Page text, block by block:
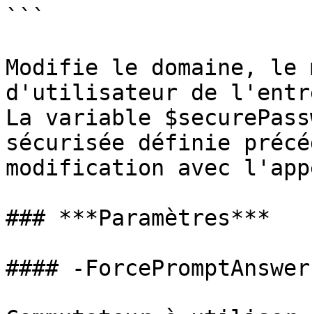
```
Modifie le domaine, le
d'utilisateur de l'entrée
La variable
sécurisée définie
modification avec
### ***Paramètres***
#### -ForcePromptAnswer